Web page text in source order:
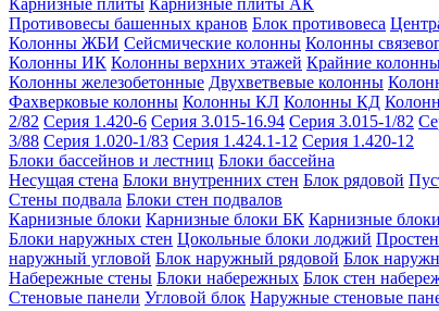
Карнизные плиты Карнизные плиты АК
Противовесы башенных кранов Блок противовеса
Колонны ЖБИ Сейсмические колонны Колонны
Колонны ИК Колонны верхних этажей Крайние
Колонны железобетонные Двухветвевые колонны
Фахверковые колонны Колонны КЛ Колонны КД
2/82 Серия 1.420-6 Серия 3.015-16.94 Серия 3.015-1/82
3/88 Серия 1.020-1/83 Серия 1.424.1-12 Серия 1.420-12
Блоки бассейнов и лестниц Блоки бассейна
Несущая стена Блоки внутренних стен Блок рядовой
Стены подвала Блоки стен подвалов
Карнизные блоки Карнизные блоки БК Карнизные
Блоки наружных стен Цокольные блоки лоджий
наружный угловой Блок наружный рядовой Блок
Набережные стены Блоки набережных Блок стен
Стеновые панели Угловой блок Наружные стеновые